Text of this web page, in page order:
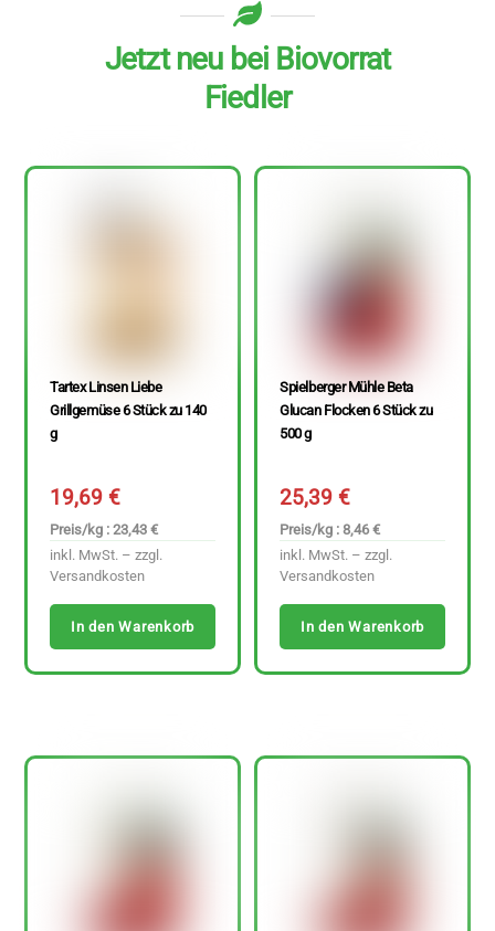
Jetzt neu bei Biovorrat
Fiedler
Tartex Linsen Liebe
Grillgemüse 6 Stück zu 140
g
19,69€
Preis/kg : 23,43 €
inkl. MwSt. – zzgl.
Versandkosten
In den Warenkorb
Spielberger Mühle Beta
Glucan Flocken 6 Stück zu
500 g
25,39€
Preis/kg : 8,46 €
inkl. MwSt. – zzgl.
Versandkosten
In den Warenkorb